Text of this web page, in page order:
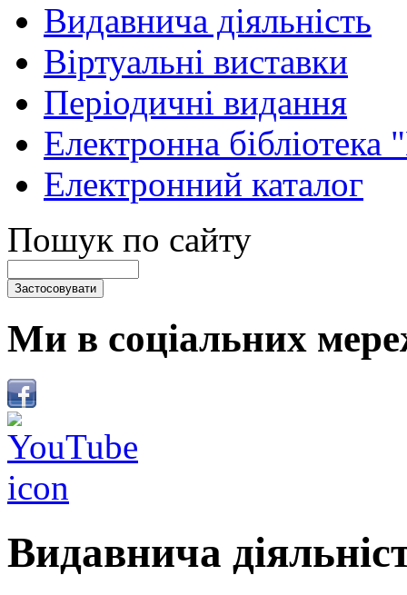
Видавнича діяльність
Віртуальні виставки
Періодичні видання
Електронна
Електронний каталог
Пошук по сайту
Ми в соціальних
Видавнича